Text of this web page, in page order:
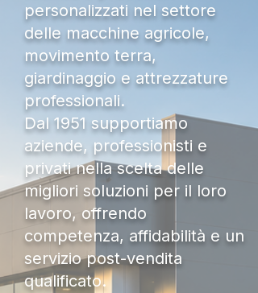
personalizzati nel settore
delle macchine agricole,
movimento terra,
giardinaggio e attrezzature
professionali.
Dal 1951 supportiamo
aziende, professionisti e
privati nella scelta delle
migliori soluzioni per il loro
lavoro, offrendo
competenza, affidabilità e un
servizio post-vendita
qualificato.